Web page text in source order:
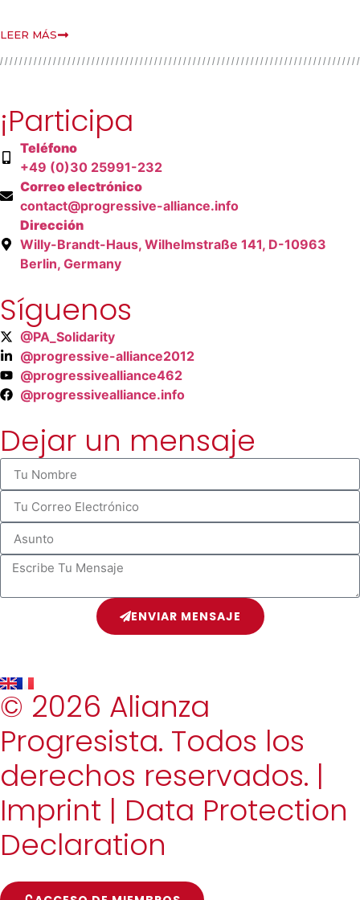
LEER MÁS
¡Participa
Teléfono
+49 (0)30 25991-232
Correo electrónico
contact@progressive-alliance.info
Dirección
Willy-Brandt-Haus, Wilhelmstraße 141, D-10963
Berlin, Germany
Síguenos
@PA_Solidarity
@progressive-alliance2012
@progressivealliance462
@progressivealliance.info
Dejar un mensaje
ENVIAR MENSAJE
© 2026 Alianza
Progresista. Todos los
derechos reservados. |
Imprint | Data Protection
Declaration